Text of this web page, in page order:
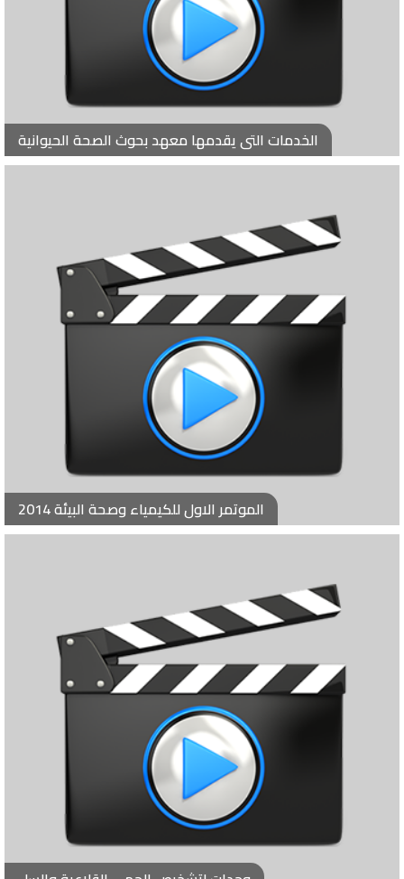
الخدمات التى يقدمها معهد بحوث الصحة الحيوانية
الموتمر الاول للكيمياء وصحة البيئة 2014